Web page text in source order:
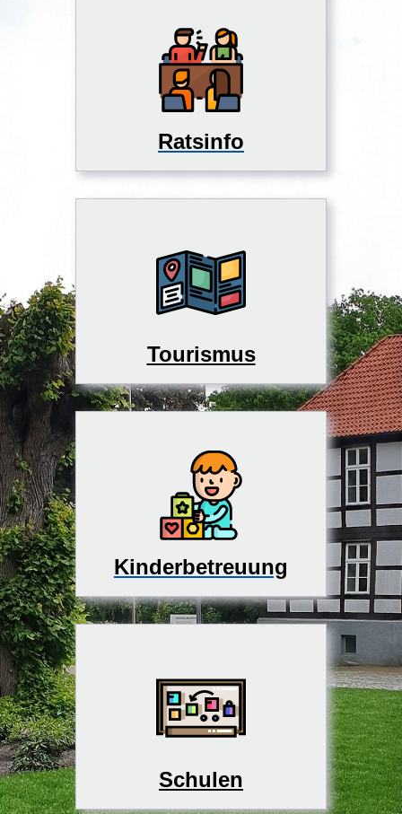
Ratsinfo
Tourismus
Kinderbetreuung
Schulen